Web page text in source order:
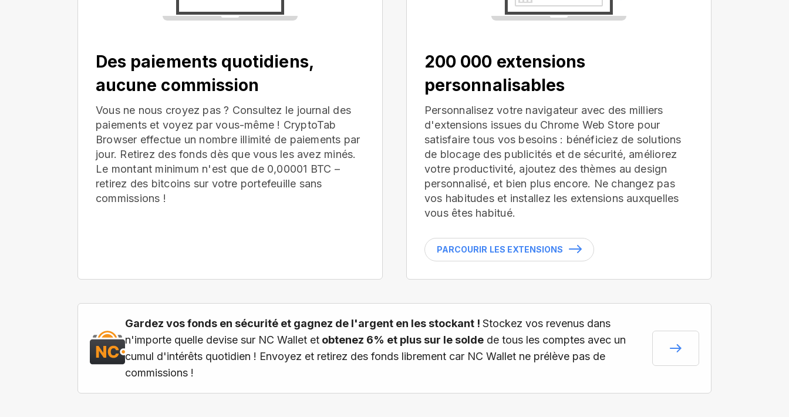
Des paiements quotidiens,
aucune commission
Vous ne nous croyez pas ? Consultez le journal des
paiements et voyez par vous-même ! CryptoTab
Browser effectue un nombre illimité de paiements par
jour. Retirez des fonds dès que vous les avez minés.
Le montant minimum n'est que de 0,00001 BTC –
retirez des bitcoins sur votre portefeuille sans
commissions !
200 000 extensions
personnalisables
Personnalisez votre navigateur avec des milliers
d'extensions issues du Chrome Web Store pour
satisfaire tous vos besoins : bénéficiez de solutions
de blocage des publicités et de sécurité, améliorez
votre productivité, ajoutez des thèmes au design
personnalisé, et bien plus encore. Ne changez pas
vos habitudes et installez les extensions auxquelles
vous êtes habitué.
PARCOURIR LES EXTENSIONS
Gardez vos fonds en sécurité et gagnez de l'argent en les stockant ! Stockez vos revenus dans
n'importe quelle devise sur NC Wallet et obtenez 6% et plus sur le solde de tous les comptes avec un
cumul d'intérêts quotidien ! Envoyez et retirez des fonds librement car NC Wallet ne prélève pas de
commissions !